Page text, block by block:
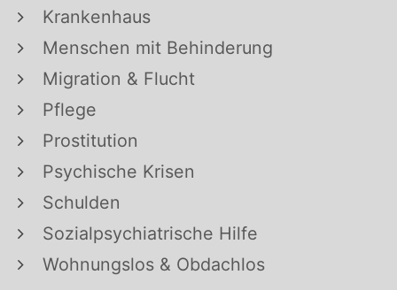
Krankenhaus
Menschen mit Behinderung
Migration & Flucht
Pflege
Prostitution
Psychische Krisen
Schulden
Sozialpsychiatrische Hilfe
Wohnungslos & Obdachlos